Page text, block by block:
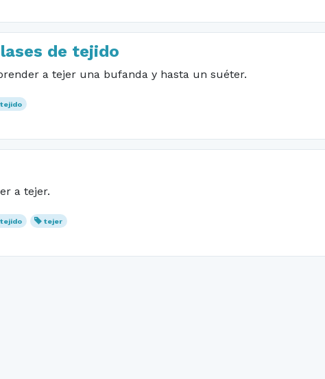
de tejido
a tejer una bufanda y hasta un suéter.
tejido
a tejer.
tejido tejer